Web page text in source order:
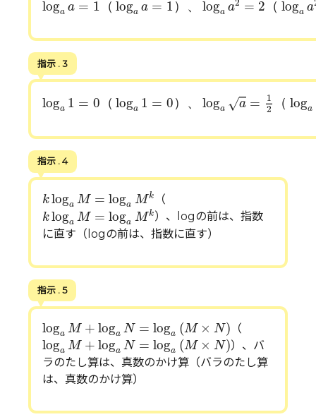
loga a = 1 （ loga a = 1 ） 、 loga a2 = 2 （ loga a
指示 . 3
loga 1 = 0 （ loga 1 = 0） 、 loga √a =
1
2
（ loga
（ log
指示 . 4
kloga M = loga M k
k log M log Mk （
kloga M = loga M k
klogaM logaMk
）、logの前は、指数
に直す（logの前は、指数に直す）
指示 . 5
loga M + loga N = loga (M × N)
log aM + log N= log M×N ) （
loga M + loga N = loga (M × N)
logaM + logaN= log a(M×N )
）、バ
ラのたし算は、真数のかけ算（バラのたし算
は、真数のかけ算）